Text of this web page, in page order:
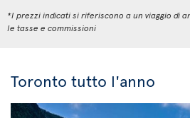
*I prezzi indicati si riferiscono a un viaggio di
le tasse e commissioni
Toronto tutto l'anno